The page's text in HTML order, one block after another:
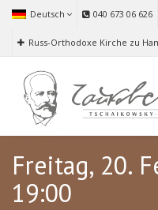
Deutsch 040 673 06 626
Russ-Orthodoxe Kirche zu
Freitag, 20.
19:00